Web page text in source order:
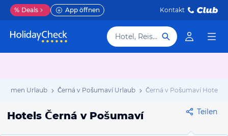
% Deals App öffnen Kontakt
Hotel, Reiseziel
Urlaub Černá v Pošumaví Urlaub Černá v Pošumaví Hotels
Hotels Černá v Pošumaví Teilen